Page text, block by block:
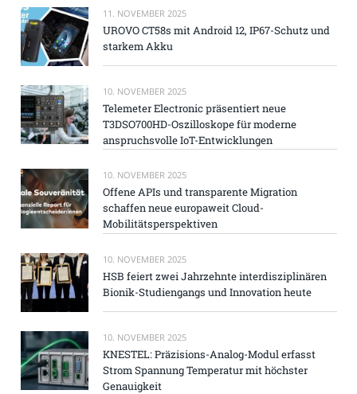
11. NOVEMBER 2025
UROVO CT58s mit Android 12, IP67-Schutz und
starkem Akku
10. NOVEMBER 2025
Telemeter Electronic präsentiert neue
T3DSO700HD-Oszilloskope für moderne
anspruchsvolle IoT-Entwicklungen
10. NOVEMBER 2025
Offene APIs und transparente Migration
schaffen neue europaweit Cloud-
Mobilitätsperspektiven
10. NOVEMBER 2025
HSB feiert zwei Jahrzehnte interdisziplinären
Bionik-Studiengangs und Innovation heute
10. NOVEMBER 2025
KNESTEL: Präzisions-Analog-Modul erfasst
Strom Spannung Temperatur mit höchster
Genauigkeit